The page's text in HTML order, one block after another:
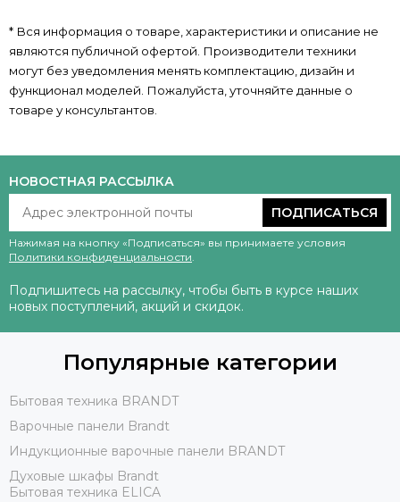
* Вся информация о товаре, характеристики и описание не
являются публичной офертой. Производители техники
могут без уведомления менять комплектацию, дизайн и
функционал моделей. Пожалуйста, уточняйте данные о
товаре у консультантов.
НОВОСТНАЯ РАССЫЛКА
ПОДПИСАТЬСЯ
Нажимая на кнопку «Подписаться» вы принимаете условия
Политики конфиденциальности.
Подпишитесь на рассылку, чтобы быть в курсе наших
новых поступлений, акций и скидок.
Популярные категории
Бытовая техника BRANDT
Варочные панели Brandt
Индукционные варочные панели BRANDT
Духовые шкафы Brandt
Бытовая техника ELICA